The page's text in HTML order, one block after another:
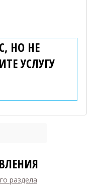
НО НЕ
УСЛУГУ
раздела